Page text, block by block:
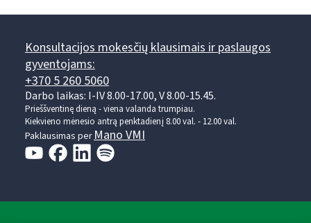
Konsultacijos mokesčių klausimais ir paslaugos
gyventojams:
+370 5 260 5060
Darbo laikas: I-IV 8.00-17.00, V 8.00-15.45.
Prieššventinę dieną - viena valanda trumpiau.
Kiekvieno mėnesio antrą penktadienį 8.00 val. - 12.00 val.
Paklausimas per Mano VMI